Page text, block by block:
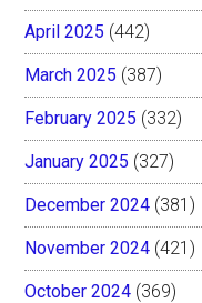
April 2025 (442)
March 2025 (387)
February 2025 (332)
January 2025 (327)
December 2024 (381)
November 2024 (421)
October 2024 (369)